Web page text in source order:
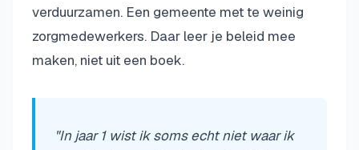
verduurzamen. Een gemeente met te weinig
zorgmedewerkers. Daar leer je beleid mee
maken, niet uit een boek.
"In jaar 1 wist ik soms echt niet waar ik